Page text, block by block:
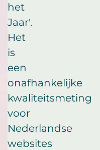
het
Jaar'.
Het
is
een
onafhankelijke
kwaliteitsmeting
voor
Nederlandse
websites